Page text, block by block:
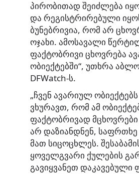
პირობითად შეიძლება
და რეგისტრირებული
ბუნებრივია, რომ არ
ოჯახი. ამოსავალი
ფაქტობრივი ცხოვრება
ობიექტებში“, უთხრა
DFWatch-ს.
„ჩვენ ავარიულ
ვხურავთ, რომ ამ
ფაქტობრივად მცხოვრები
არ დაზიანდნენ, საფრთხე
მათ სიცოცხლეს.
ყოველგვარი ქულების
გავიყვანეთ დაკავებული